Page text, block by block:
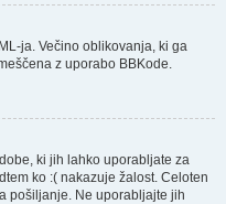
ja. Večino oblikovanja, ki ga
z uporabo BBKode.
ki jih lahko uporabljate za
ko :( nakazuje žalost. Celoten
pošiljanje. Ne uporabljajte jih